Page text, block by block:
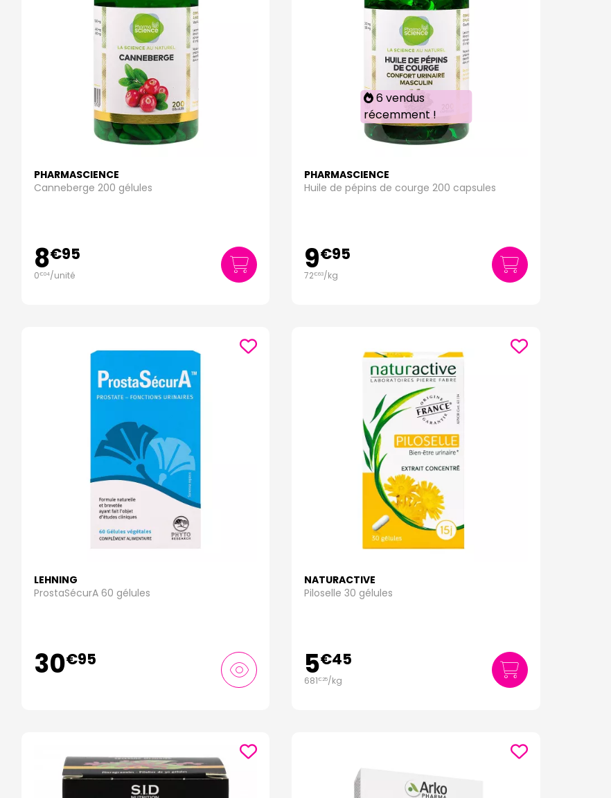
PHARMASCIENCE
Canneberge 200 gélules
8€95
0€04/unité
6 vendus
récemment !
PHARMASCIENCE
Huile de pépins de courge 200 capsules
9€95
72€63/kg
LEHNING
ProstaSécurA 60 gélules
30€95
NATURACTIVE
Piloselle 30 gélules
5€45
681€25/kg